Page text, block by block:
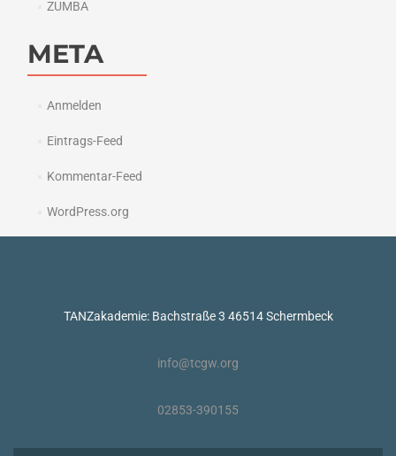
ZUMBA
META
Anmelden
Eintrags-Feed
Kommentar-Feed
WordPress.org
TANZakademie: Bachstraße 3 46514 Schermbeck
info@tcgw.org
02853-390155